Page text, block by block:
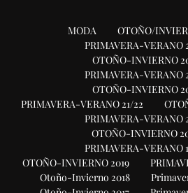
MODA
OTOÑO/
PRIMAVERA-VERANO
OTOÑO-INVIERNO
PRIMAVERA-VERANO
OTOÑO-INVIERNO
PRIMAVERA-VERANO 21/22
PRIMAVERA-VERANO
OTOÑO-INVIERNO
PRIMAVERA-VERANO
OTOÑO-INVIERNO 2019
Otoño-Invierno 2018